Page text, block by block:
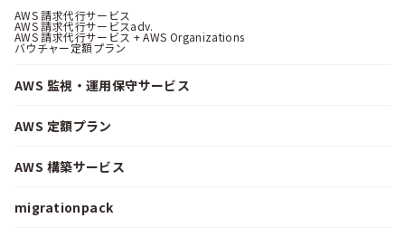
AWS 請求代行サービス
AWS 請求代行サービスadv.
AWS 請求代行サービス + AWS Organizations
バウチャー定額プラン
AWS 監視・運用保守サービス
AWS 定額プラン
AWS 構築サービス
migrationpack